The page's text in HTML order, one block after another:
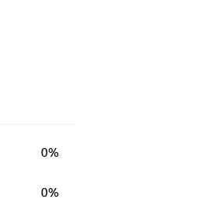
0%
0%